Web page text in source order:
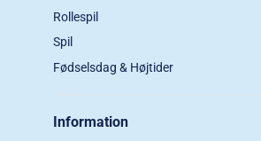
Rollespil
Spil
Fødselsdag & Højtider
Information